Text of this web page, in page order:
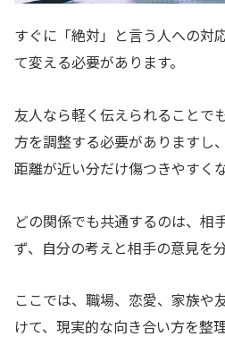
すぐに「絶対」と言う人への対
て変える必要があります。
友人なら軽く伝えられることで
方を調整する必要がありますし
距離が近い分だけ傷つきやすく
どの関係でも共通するのは、相
ず、自分の考えと相手の意見を
ここでは、職場、恋愛、家族や
けて、現実的な向き合い方を整理